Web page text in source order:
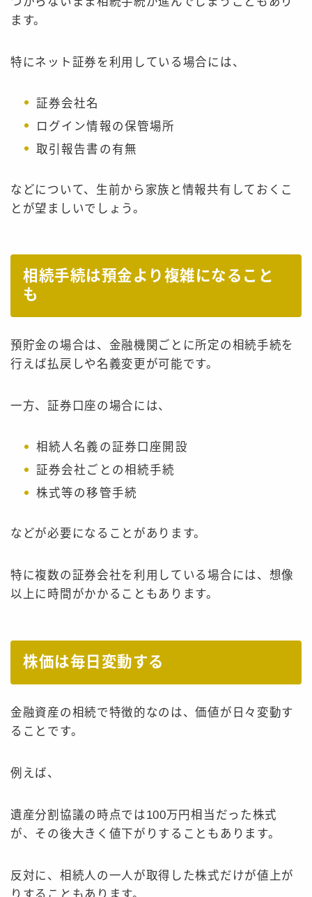
ます。
特にネット証券を利用している場合には、
証券会社名
ログイン情報の保管場所
取引報告書の有無
などについて、生前から家族と情報共有しておくこ
とが望ましいでしょう。
相続手続は預金より複雑になること
も
預貯金の場合は、金融機関ごとに所定の相続手続を
行えば払戻しや名義変更が可能です。
一方、証券口座の場合には、
相続人名義の証券口座開設
証券会社ごとの相続手続
株式等の移管手続
などが必要になることがあります。
特に複数の証券会社を利用している場合には、想像
以上に時間がかかることもあります。
株価は毎日変動する
金融資産の相続で特徴的なのは、価値が日々変動す
ることです。
例えば、
遺産分割協議の時点では100万円相当だった株式
が、その後大きく値下がりすることもあります。
反対に、相続人の一人が取得した株式だけが値上が
りすることもあります。